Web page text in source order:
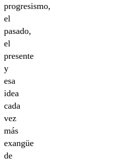
progresismo,
el
pasado,
el
presente
y
esa
idea
cada
vez
más
exangüe
de